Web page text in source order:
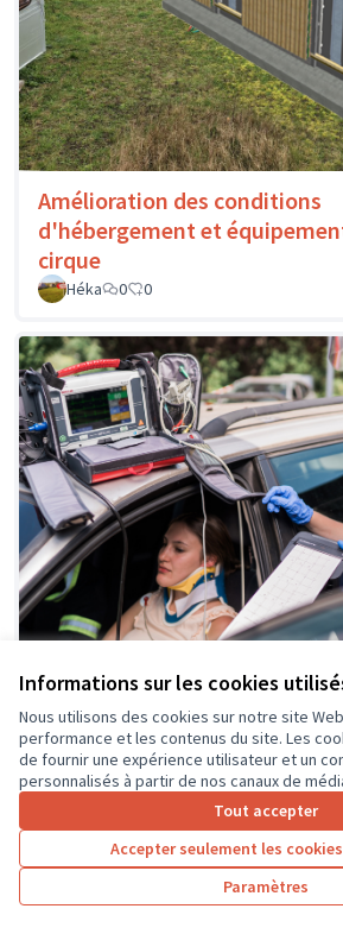
Informations sur les cookies
Nous utilisons des cookies sur notre site
performance et les contenus du site. Les
de fournir une expérience utilisateur et un
personnalisés à partir de nos canaux de
Tout accepter
Accepter seulement les
Paramètres
Amélioration des conditions
d'hébergement et
cirque
Héka 0 0
Dotation d’un appareil de
télémédecine
Croix-Rouge française Unité Locale de